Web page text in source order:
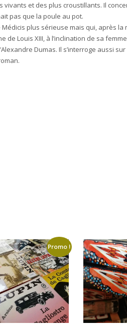
vivants et des plus croustillants. Il
pas que la poule au pot.
plus sérieuse mais qui, après la
Louis XIII, à l’inclination de sa
Dumas. Il s’interroge aussi
Promo !